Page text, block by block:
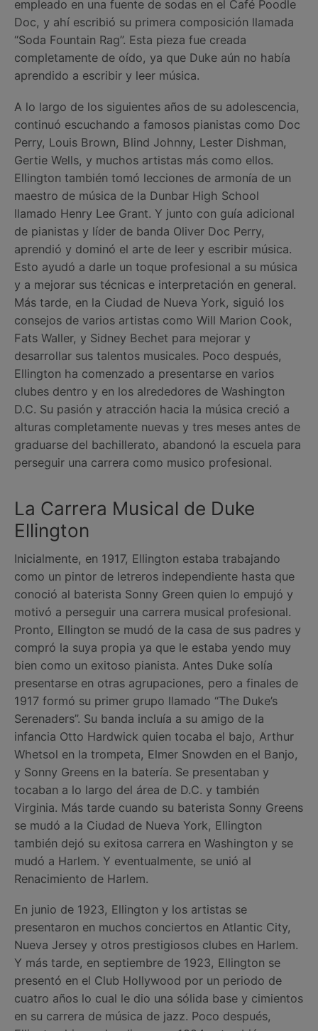
empleado en una fuente de sodas en el Café Poodle
Doc, y ahí escribió su primera composición llamada
“Soda Fountain Rag”. Esta pieza fue creada
completamente de oído, ya que Duke aún no había
aprendido a escribir y leer música.
A lo largo de los siguientes años de su adolescencia,
continuó escuchando a famosos pianistas como Doc
Perry, Louis Brown, Blind Johnny, Lester Dishman,
Gertie Wells, y muchos artistas más como ellos.
Ellington también tomó lecciones de armonía de un
maestro de música de la Dunbar High School
llamado Henry Lee Grant. Y junto con guía adicional
de pianistas y líder de banda Oliver Doc Perry,
aprendió y dominó el arte de leer y escribir música.
Esto ayudó a darle un toque profesional a su música
y a mejorar sus técnicas e interpretación en general.
Más tarde, en la Ciudad de Nueva York, siguió los
consejos de varios artistas como Will Marion Cook,
Fats Waller, y Sidney Bechet para mejorar y
desarrollar sus talentos musicales. Poco después,
Ellington ha comenzado a presentarse en varios
clubes dentro y en los alrededores de Washington
D.C. Su pasión y atracción hacia la música creció a
alturas completamente nuevas y tres meses antes de
graduarse del bachillerato, abandonó la escuela para
perseguir una carrera como musico profesional.
La Carrera Musical de Duke
Ellington
Inicialmente, en 1917, Ellington estaba trabajando
como un pintor de letreros independiente hasta que
conoció al baterista Sonny Green quien lo empujó y
motivó a perseguir una carrera musical profesional.
Pronto, Ellington se mudó de la casa de sus padres y
compró la suya propia ya que le estaba yendo muy
bien como un exitoso pianista. Antes Duke solía
presentarse en otras agrupaciones, pero a finales de
1917 formó su primer grupo llamado “The Duke’s
Serenaders”. Su banda incluía a su amigo de la
infancia Otto Hardwick quien tocaba el bajo, Arthur
Whetsol en la trompeta, Elmer Snowden en el Banjo,
y Sonny Greens en la batería. Se presentaban y
tocaban a lo largo del área de D.C. y también
Virginia. Más tarde cuando su baterista Sonny Greens
se mudó a la Ciudad de Nueva York, Ellington
también dejó su exitosa carrera en Washington y se
mudó a Harlem. Y eventualmente, se unió al
Renacimiento de Harlem.
En junio de 1923, Ellington y los artistas se
presentaron en muchos conciertos en Atlantic City,
Nueva Jersey y otros prestigiosos clubes en Harlem.
Y más tarde, en septiembre de 1923, Ellington se
presentó en el Club Hollywood por un periodo de
cuatro años lo cual le dio una sólida base y cimientos
en su carrera de música de jazz. Poco después,